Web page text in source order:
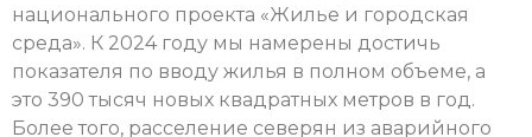
национального проекта «Жилье и городская
среда». К 2024 году мы намерены достичь
показателя по вводу жилья в полном объеме, а
это 390 тысяч новых квадратных метров в год.
Более того, расселение северян из аварийного